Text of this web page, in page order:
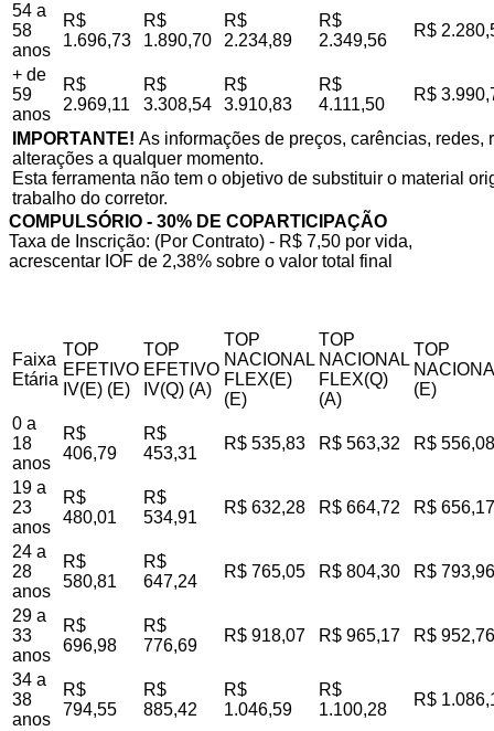
54 a
58
anos
R$
1.696,73
R$
1.890,70
R$
2.234,89
R$
2.349,56
R$
+ de
59
anos
R$
2.969,11
R$
3.308,54
R$
3.910,83
R$
4.111,50
R$
IMPORTANTE! As informações de preços, carências,
alterações a qualquer momento.
Esta ferramenta não tem o objetivo de substituir o material
trabalho do corretor.
COMPULSÓRIO - 30% DE COPARTICIPAÇÃO
Taxa de Inscrição: (Por Contrato) - R$ 7,50 por vida,
acrescentar IOF de 2,38% sobre o valor total final
Faixa
Etária
TOP
EFETIVO
IV(E) (E)
TOP
EFETIVO
IV(Q) (A)
TOP
NACIONAL
FLEX(E)
(E)
TOP
NACIONAL
FLEX(Q)
(A)
TOP
(E)
0 a
18
anos
R$
406,79
R$
453,31
R$ 535,83 R$ 563,32 R$ 556,08
19 a
23
anos
R$
480,01
R$
534,91
R$ 632,28 R$ 664,72 R$ 656,17
24 a
28
anos
R$
580,81
R$
647,24
R$ 765,05 R$ 804,30 R$ 793,96
29 a
33
anos
R$
696,98
R$
776,69
R$ 918,07 R$ 965,17 R$ 952,76
34 a
38
anos
R$
794,55
R$
885,42
R$
1.046,59
R$
1.100,28
R$